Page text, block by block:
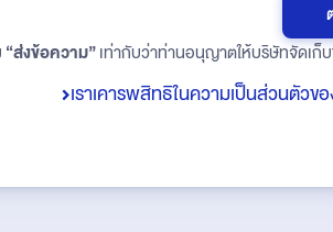
“ส่งข้อความ”เท่ากับว่าท่านอนุญาตให้บริษัทจัดเก็
เราเคารพสิทธิในความเป็นส่วนตัวข